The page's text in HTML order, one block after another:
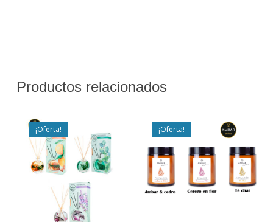
Productos relacionados
¡Oferta! ¡Oferta!